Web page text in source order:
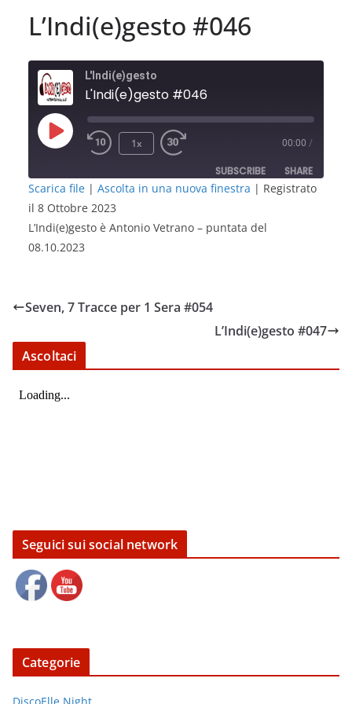
L’Indi(e)gesto #046
L'Indi(e)gesto
L'Indi(e)gesto #046
Play
1x 00:00 /
SUBSCRIBE SHARE
RSS FEED
SHARE
LINK
Scarica file | Ascolta in una nuova finestra | Registrato
il 8 Ottobre 2023
L’Indi(e)gesto è Antonio Vetrano – puntata del
08.10.2023
Seven, 7 Tracce per 1 Sera #054
L’Indi(e)gesto #047
Ascoltaci
Seguici sui social network
Categorie